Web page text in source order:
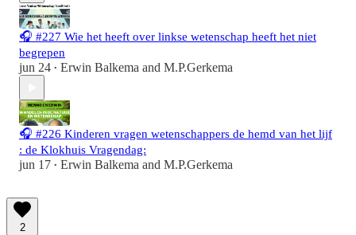
🎧 #227 Wie het heeft over linkse wetenschap heeft het niet
begrepen
jun 24 • Erwin Balkema and M.P.Gerkema
🎧 #226 Kinderen vragen wetenschappers de hemd van het lijf
: de Klokhuis Vragendag:
jun 17 • Erwin Balkema and M.P.Gerkema
2